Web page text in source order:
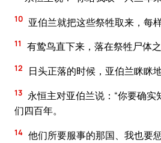
10 亚伯兰就把这些祭牲取来，每
11 有鸷鸟直下来，落在祭牲尸体
12 日头正落的时候，亚伯兰眯眯
13 永恒主对亚伯兰说：“你要确
们四百年。
14 他们所要服事的那国、我也要